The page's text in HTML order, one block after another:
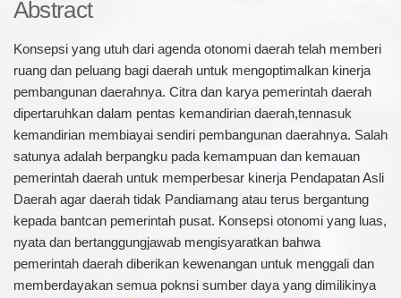
Abstract
Konsepsi yang utuh dari agenda otonomi daerah telah memberi
ruang dan peluang bagi daerah untuk mengoptimalkan kinerja
pembangunan daerahnya. Citra dan karya pemerintah daerah
dipertaruhkan dalam pentas kemandirian daerah,tennasuk
kemandirian membiayai sendiri pembangunan daerahnya. Salah
satunya adalah berpangku pada kemampuan dan kemauan
pemerintah daerah untuk memperbesar kinerja Pendapatan Asli
Daerah agar daerah tidak Pandiamang atau terus bergantung
kepada bantcan pemerintah pusat. Konsepsi otonomi yang luas,
nyata dan bertanggungjawab mengisyaratkan bahwa
pemerintah daerah diberikan kewenangan untuk menggali dan
memberdayakan semua poknsi sumber daya yang dimilikinya